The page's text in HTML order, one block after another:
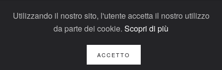
Tutti i diritti riservati.Termini e condizioni-Privacy
Policy - GDPR
Utilizzando il nostro sito, l'utente accetta il nostro utilizzo
da parte dei cookie. Scopri di più
ACCETTO